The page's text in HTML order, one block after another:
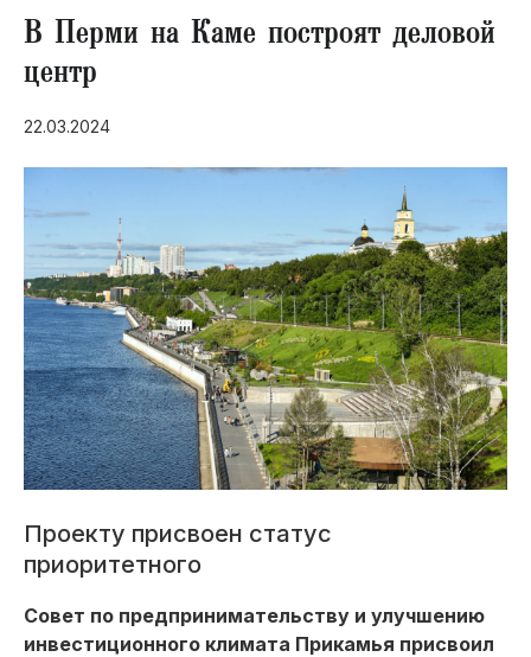
СВО
Социальная поддержка
Инфраструктура
Благоустройство
В Перми на Каме построят деловой
центр
22.03.2024
Проекту присвоен статус
приоритетного
Совет по предпринимательству и улучшению
инвестиционного климата Прикамья присвоил